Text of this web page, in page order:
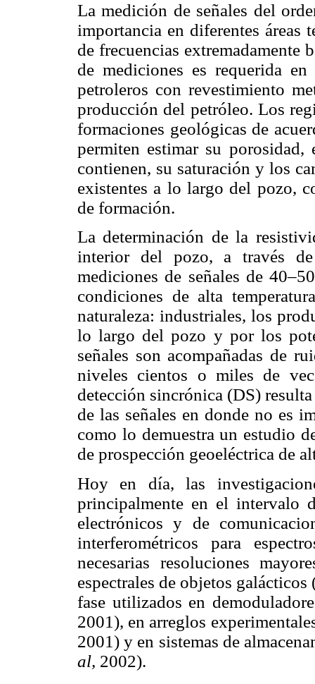
La medición de señales del
importancia en diferentes áreas
de frecuencias extremadamente
de mediciones es requerida
petroleros con revestimiento
producción del petróleo. Los
formaciones geológicas de
permiten estimar su
contienen, su saturación y los
existentes a lo largo del pozo,
de formación.
La determinación de la
interior del pozo, a través
mediciones de señales de
condiciones de alta
naturaleza: industriales, los
lo largo del pozo y por los
señales son acompañadas de
niveles cientos o miles de
detección sincrónica (DS)
de las señales en donde no es
como lo demuestra un estudio
de prospección geoeléctrica de
Hoy en día, las
principalmente en el intervalo
electrónicos y de
interferométricos para
necesarias resoluciones
espectrales de objetos
fase utilizados en
2001), en arreglos
2001) y en sistemas de
al, 2002).